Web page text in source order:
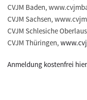
CVJM Baden,
CVJM Sachsen,
CVJM Schlesiche
CVJM Thüringen,
Anmeldung kostenfrei